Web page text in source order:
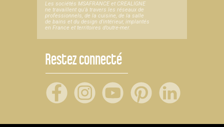
Les sociétés MSAFRANCE et CREALIGNE
ne travaillent qu'à travers les réseaux de
professionnels, de la cuisine, de la salle
de bains et du design d'intérieur, implantés
en France et territoires d’outre-mer.
Restez connecté